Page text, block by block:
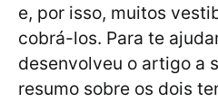
e, por isso, muitos
cobrá-los. Para te
desenvolveu o artigo a
resumo sobre os dois